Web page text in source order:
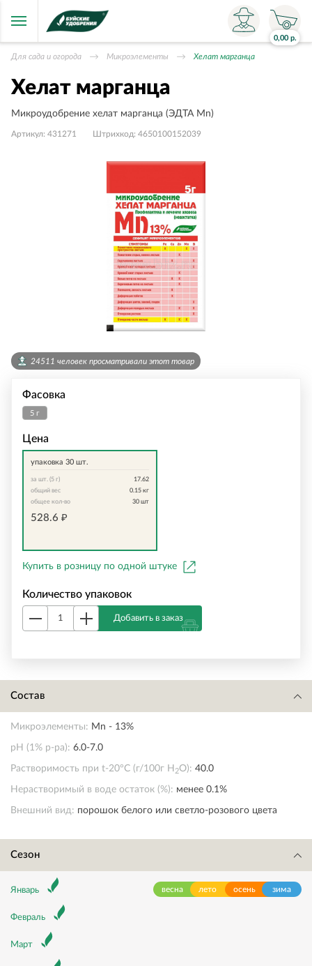
0,00р.
Для сада и огорода Микроэлементы Хелат марганца
Хелат марганца
Микроудобрение хелат марганца (ЭДТА Mn)
Артикул: 431271 Штрихкод: 4650100152039
24511 человек просматривали этот товар
Фасовка
5 г
Цена
упаковка 30 шт.
за шт. (5 г)
17.62
общий вес
0.15 кг
общее кол-во
30 шт
528.6 ₽
Купить в розницу по одной штуке
Количество упаковок
Добавить в заказ
Состав
Микроэлементы: Mn - 13%
pH (1% p-pa): 6.0-7.0
Растворимость при t-20°С (г/100г Н 2О): 40.0
Нерастворимый в воде остаток (%): менее 0.1%
Внешний вид: порошок белого или светло-розового цвета
Сезон
весна лето осень зима
Январь
Февраль
Март